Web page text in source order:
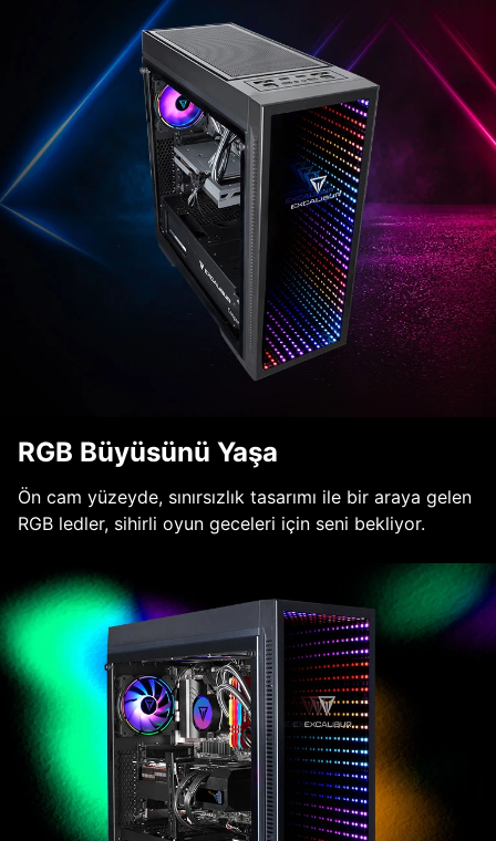
RGB Büyüsünü Yaşa
Ön cam yüzeyde, sınırsızlık tasarımı ile bir araya gelen
RGB ledler, sihirli oyun geceleri için seni bekliyor.